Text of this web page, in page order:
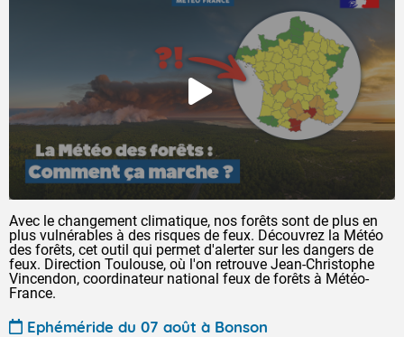
Avec le changement climatique, nos forêts sont de plus en
plus vulnérables à des risques de feux. Découvrez la Météo
des forêts, cet outil qui permet d'alerter sur les dangers de
feux. Direction Toulouse, où l'on retrouve Jean-Christophe
Vincendon, coordinateur national feux de forêts à Météo-
France.
Ephéméride du 07 août à Bonson